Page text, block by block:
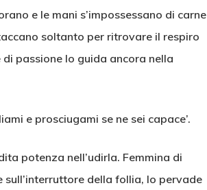
e le mani s’impossessano di carne
soltanto per ritrovare il respiro
passione lo guida ancora nella
e prosciugami se ne sei capace’.
potenza nell’udirla. Femmina di
sull’interruttore della follia, lo pervade